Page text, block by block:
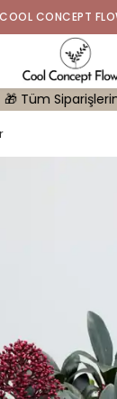
COOL CONCEPT
Siparişlerinizde